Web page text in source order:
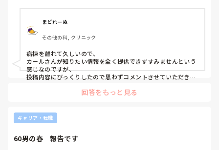
まどれーぬ
その他の科, クリニック
病棟を離れて久しいので、
カールさんが知りたい情報を全く提供できずすみませんという
感じなのですが、
投稿内容にびっくりしたので思わずコメントさせていただきま
確かに、学生の挨拶ガン無視はいかがなものかと昔から思って
はいましたが、
そんな感じでこれから色々とやってくる荒波に立ち向かうこと
回答をもっと見る
キャリア・転職
60男の春　報告です